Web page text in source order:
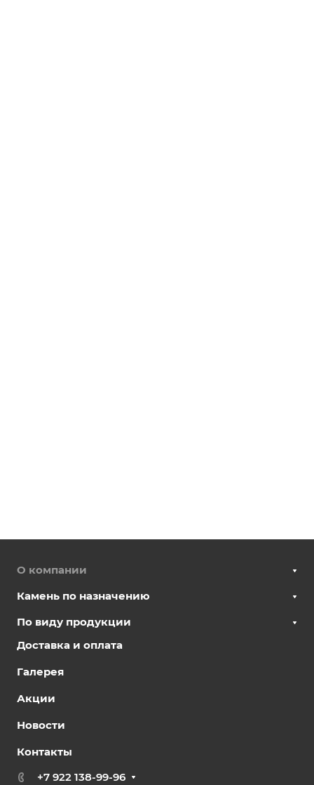
О компании
Камень по назначению
По виду продукции
Доставка и оплата
Галерея
Акции
Новости
Контакты
+7 922 138-99-96